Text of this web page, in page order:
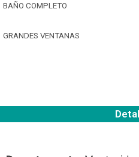
BAÑO COMPLETO
GRANDES VENTANAS